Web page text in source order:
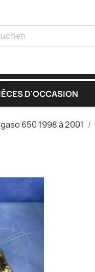
D'OCCASION
650 1998 à 2001